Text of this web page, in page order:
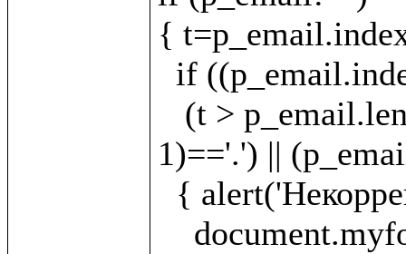
{
1)=='.') ||